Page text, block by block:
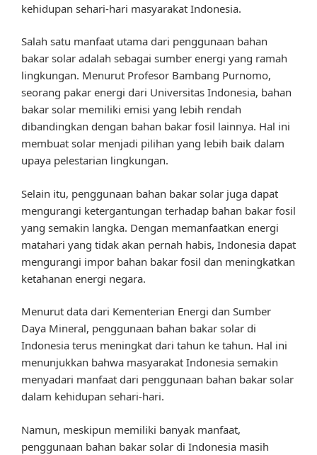
kehidupan sehari-hari masyarakat Indonesia.
Salah satu manfaat utama dari penggunaan bahan
bakar solar adalah sebagai sumber energi yang ramah
lingkungan. Menurut Profesor Bambang Purnomo,
seorang pakar energi dari Universitas Indonesia, bahan
bakar solar memiliki emisi yang lebih rendah
dibandingkan dengan bahan bakar fosil lainnya. Hal ini
membuat solar menjadi pilihan yang lebih baik dalam
upaya pelestarian lingkungan.
Selain itu, penggunaan bahan bakar solar juga dapat
mengurangi ketergantungan terhadap bahan bakar fosil
yang semakin langka. Dengan memanfaatkan energi
matahari yang tidak akan pernah habis, Indonesia dapat
mengurangi impor bahan bakar fosil dan meningkatkan
ketahanan energi negara.
Menurut data dari Kementerian Energi dan Sumber
Daya Mineral, penggunaan bahan bakar solar di
Indonesia terus meningkat dari tahun ke tahun. Hal ini
menunjukkan bahwa masyarakat Indonesia semakin
menyadari manfaat dari penggunaan bahan bakar solar
dalam kehidupan sehari-hari.
Namun, meskipun memiliki banyak manfaat,
penggunaan bahan bakar solar di Indonesia masih